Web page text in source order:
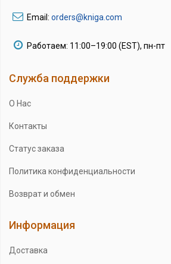
Email: orders@kniga.com
Работаем: 11:00–19:00 (EST), пн-пт
Служба поддержки
О Нас
Контакты
Статус заказа
Политика конфиденциальности
Возврат и обмен
Информация
Доставка